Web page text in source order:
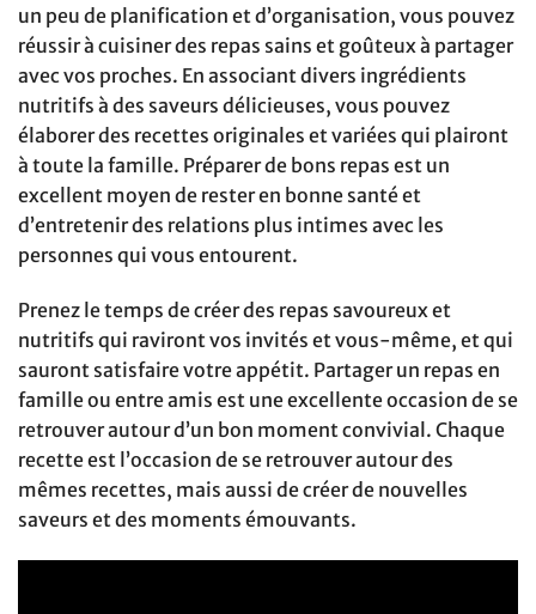
un peu de planification et d’organisation, vous pouvez
réussir à cuisiner des repas sains et goûteux à partager
avec vos proches. En associant divers ingrédients
nutritifs à des saveurs délicieuses, vous pouvez
élaborer des recettes originales et variées qui plairont
à toute la famille. Préparer de bons repas est un
excellent moyen de rester en bonne santé et
d’entretenir des relations plus intimes avec les
personnes qui vous entourent.
Prenez le temps de créer des repas savoureux et
nutritifs qui raviront vos invités et vous-même, et qui
sauront satisfaire votre appétit. Partager un repas en
famille ou entre amis est une excellente occasion de se
retrouver autour d’un bon moment convivial. Chaque
recette est l’occasion de se retrouver autour des
mêmes recettes, mais aussi de créer de nouvelles
saveurs et des moments émouvants.